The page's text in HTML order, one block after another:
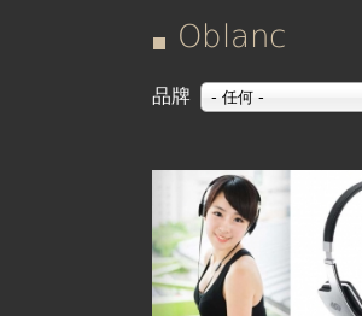
Oblanc
品牌 - 任何 -